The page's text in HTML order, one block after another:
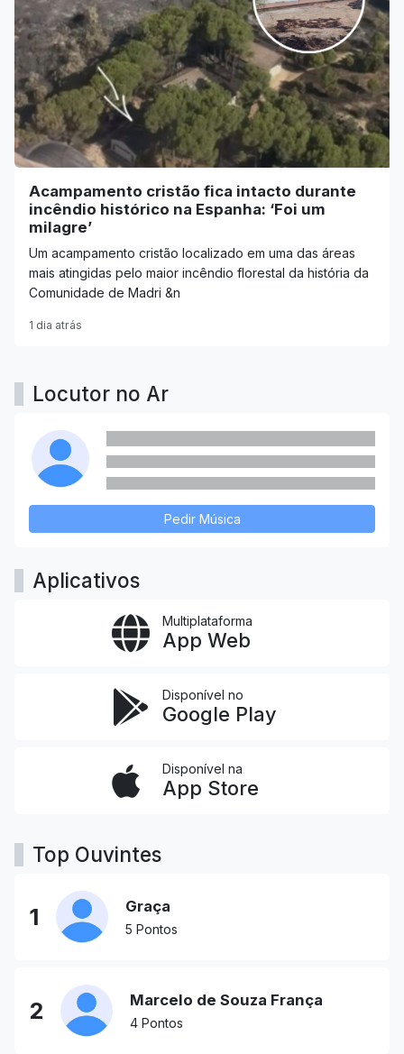
Acampamento cristão fica intacto durante
incêndio histórico na Espanha: ‘Foi um
milagre’
Um acampamento cristão localizado em uma das áreas
mais atingidas pelo maior incêndio florestal da história da
Comunidade de Madri &n
1 dia atrás
Locutor no Ar
Pedir Música
Aplicativos
Multiplataforma
App Web
Disponível no
Google Play
Disponível na
App Store
Top Ouvintes
1 Graça
5 Pontos
2 Marcelo de Souza França
4 Pontos